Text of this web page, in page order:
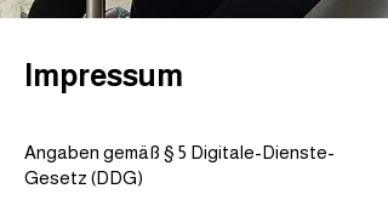
Impressum
Angaben gemäß § 5 Digitale-Dienste-
Gesetz (DDG)